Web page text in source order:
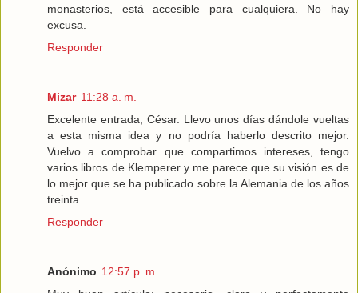
monasterios, está accesible para cualquiera. No hay
excusa.
Responder
Mizar 11:28 a. m.
Excelente entrada, César. Llevo unos días dándole vueltas
a esta misma idea y no podría haberlo descrito mejor.
Vuelvo a comprobar que compartimos intereses, tengo
varios libros de Klemperer y me parece que su visión es de
lo mejor que se ha publicado sobre la Alemania de los años
treinta.
Responder
Anónimo 12:57 p. m.